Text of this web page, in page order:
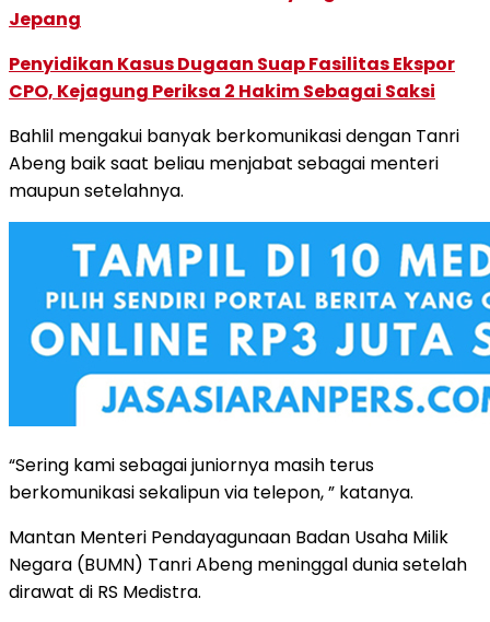
Jepang
Penyidikan Kasus Dugaan Suap Fasilitas Ekspor
CPO, Kejagung Periksa 2 Hakim Sebagai Saksi
Bahlil mengakui banyak berkomunikasi dengan Tanri
Abeng baik saat beliau menjabat sebagai menteri
maupun setelahnya.
“Sering kami sebagai juniornya masih terus
berkomunikasi sekalipun via telepon, ” katanya.
Mantan Menteri Pendayagunaan Badan Usaha Milik
Negara (BUMN) Tanri Abeng meninggal dunia setelah
dirawat di RS Medistra.